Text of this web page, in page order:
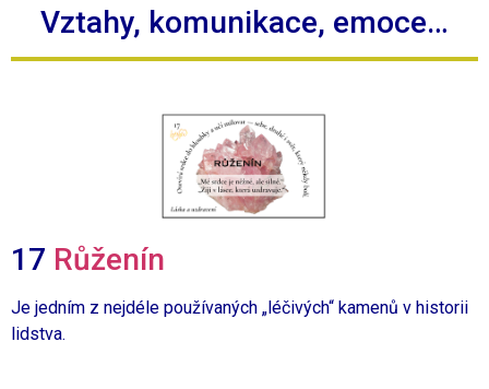
Vztahy, komunikace, emoce…
17 Růženín
Je jedním z nejdéle používaných „léčivých“ kamenů v historii
lidstva.